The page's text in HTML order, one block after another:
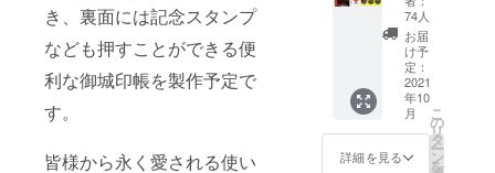
き、裏面には記念スタンプ
なども押すことができる便
利な御城印帳を製作予定で
す。
皆様から永く愛される使い
＊備考
欄への
記載＊
お名前
(ハンド
ルネー
ム可)を
お知ら
せ下さ
※リター
ンを郵
送にて
お送り
致しま
す。 ※
デザイ
ンは合
成で
印帳1冊
・松本
城缶
バッジ1
種 (3種
類の中
からラ
ンダム
で1個)
74人
お届
け予
定：
2021
年10
月
詳細を見る
こ
の
リ
タ
ー
ン
を